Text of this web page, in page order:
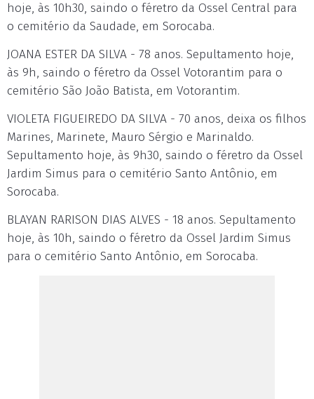
hoje, às 10h30, saindo o féretro da Ossel Central para
o cemitério da Saudade, em Sorocaba.
JOANA ESTER DA SILVA - 78 anos. Sepultamento hoje,
às 9h, saindo o féretro da Ossel Votorantim para o
cemitério São João Batista, em Votorantim.
VIOLETA FIGUEIREDO DA SILVA - 70 anos, deixa os filhos
Marines, Marinete, Mauro Sérgio e Marinaldo.
Sepultamento hoje, às 9h30, saindo o féretro da Ossel
Jardim Simus para o cemitério Santo Antônio, em
Sorocaba.
BLAYAN RARISON DIAS ALVES - 18 anos. Sepultamento
hoje, às 10h, saindo o féretro da Ossel Jardim Simus
para o cemitério Santo Antônio, em Sorocaba.